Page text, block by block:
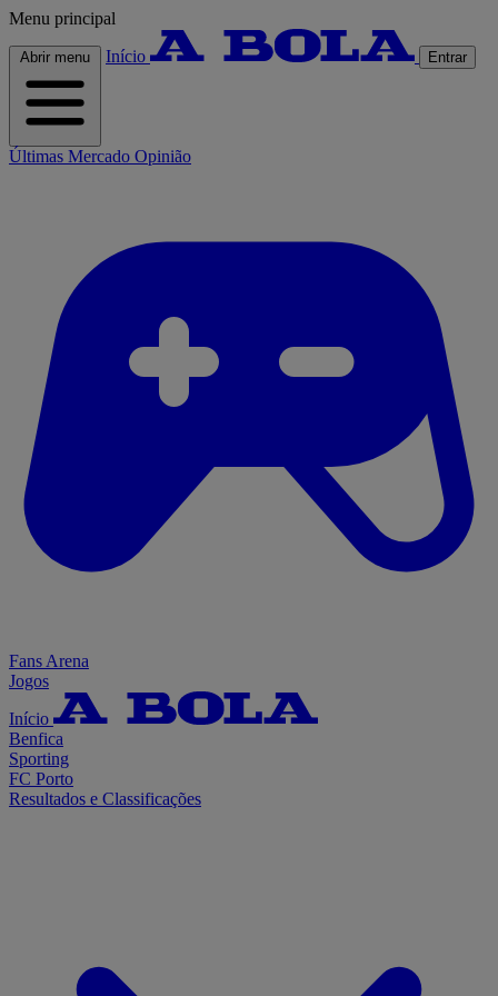
Menu principal
Abrir menu Início Entrar
Últimas Mercado Opinião
Fans Arena
Jogos
Início
Benfica
Sporting
FC Porto
Resultados e Classificações